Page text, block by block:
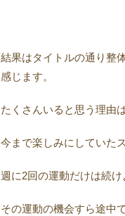
結果はタイトルの通り整
感じます。
たくさんいると思う理由
今まで楽しみにしていた
週に2回の運動だけは続
その運動の機会すら途中